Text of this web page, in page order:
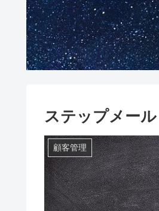
ステップメール
顧客管理